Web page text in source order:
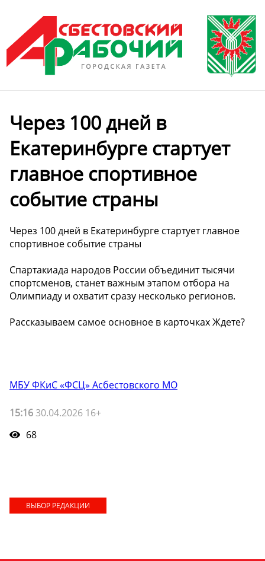
Через 100 дней в
Екатеринбурге стартует
главное спортивное
событие страны
Через 100 дней в Екатеринбурге стартует главное
спортивное событие страны
Спартакиада народов России объединит тысячи
спортсменов, станет важным этапом отбора на
Олимпиаду и охватит сразу несколько регионов.
Рассказываем самое основное в карточках Ждете?
МБУ ФКиС «ФСЦ» Асбестовского МО
15:16 30.04.2026 16+
68
ВЫБОР РЕДАКЦИИ